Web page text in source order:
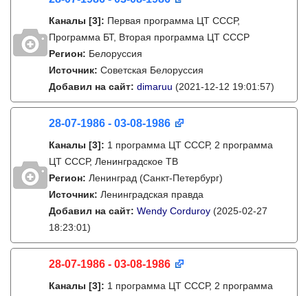
Каналы [3]: Первая программа ЦТ СССР,
Программа БТ, Вторая программа ЦТ СССР
Регион: Белоруссия
Источник: Советская Белоруссия
Добавил на сайт: dimaruu (2021-12-12 19:01:57)
28-07-1986 - 03-08-1986
Каналы [3]: 1 программа ЦТ СССР, 2 программа
ЦТ СССР, Ленинградское ТВ
Регион: Ленинград (Санкт-Петербург)
Источник: Ленинградская правда
Добавил на сайт: Wendy Corduroy (2025-02-27
18:23:01)
28-07-1986 - 03-08-1986
Каналы [3]: 1 программа ЦТ СССР, 2 программа